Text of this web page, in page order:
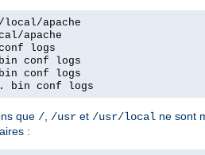
apache
apache
logs
conf logs
conf logs
. bin conf logs
que /, /usr et /usr/local ne sont
: